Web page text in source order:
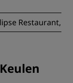
Restaurant,